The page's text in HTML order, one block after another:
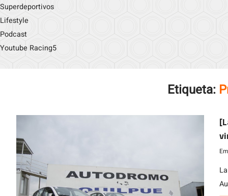
Superdeportivos
Lifestyle
Podcast
Youtube Racing5
Etiqueta: